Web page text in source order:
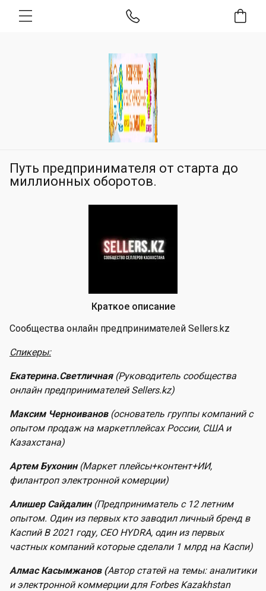
Путь предпринимателя от старта до
миллионных оборотов.
Краткое описание
Сообщества онлайн предпринимателей Sellers.kz
Спикеры:
Екатерина.Светличная (Руководитель сообщества
онлайн предпринимателей Sellers.kz)
Максим Черноиванов (основатель группы компаний с
опытом продаж на маркетплейсах России, США и
Казахстана)
Артем Бухонин(Маркет плейсы+контент+ИИ,
филантроп электронной комерции)
Алишер Сайдалин(Предприниматель с 12 летним
опытом. Один из первых кто заводил личный бренд в
Каспий В 2021 году, CEO HYDRA, один из первых
частных компаний которые сделали 1 млрд на Каспи)
Алмас Касымжанов (Автор статей на темы: аналитики
и электронной коммерции для Forbes Kazakhstan